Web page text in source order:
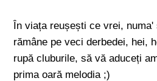
În viața reușești ce vrei,
rămâne pe veci derbedei, hei,
rupă cluburile, să vă aduceți
prima oară melodia ;)